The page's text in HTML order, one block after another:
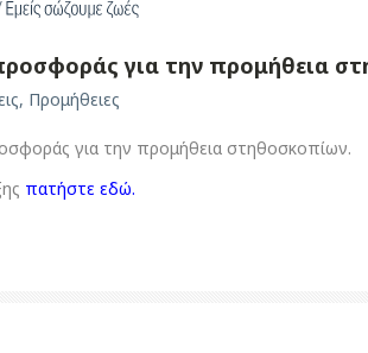
για την προμήθεια
, Προμήθειες
για την προμήθεια στηθοσκοπίων.
πατήστε εδώ.